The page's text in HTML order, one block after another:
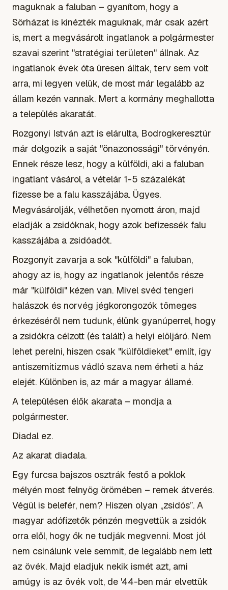
maguknak a faluban – gyanítom, hogy a
Sörházat is kinézték maguknak, már csak azért
is, mert a megvásárolt ingatlanok a polgármester
szavai szerint "stratégiai területen" állnak. Az
ingatlanok évek óta üresen álltak, terv sem volt
arra, mi legyen velük, de most már legalább az
állam kezén vannak. Mert a kormány meghallotta
a település akaratát.
Rozgonyi István azt is elárulta, Bodrogkeresztúr
már dolgozik a saját "önazonossági" törvényén.
Ennek része lesz, hogy a külföldi, aki a faluban
ingatlant vásárol, a vételár 1-5 százalékát
fizesse be a falu kasszájába. Ügyes.
Megvásárolják, vélhetően nyomott áron, majd
eladják a zsidóknak, hogy azok befizessék falu
kasszájába a zsidóadót.
Rozgonyit zavarja a sok "külföldi" a faluban,
ahogy az is, hogy az ingatlanok jelentős része
már "külföldi" kézen van. Mivel svéd tengeri
halászok és norvég jégkorongozók tömeges
érkezéséről nem tudunk, élünk gyanúperrel, hogy
a zsidókra célzott (és talált) a helyi elöljáró. Nem
lehet perelni, hiszen csak "külföldieket" említ, így
antiszemitizmus vádló szava nem érheti a ház
elejét. Különben is, az már a magyar államé.
A településen élők akarata – mondja a
polgármester.
Diadal ez.
Az akarat diadala.
Egy furcsa bajszos osztrák festő a poklok
mélyén most felnyög örömében – remek átverés.
Végül is belefér, nem? Hiszen olyan „zsidós”. A
magyar adófizetők pénzén megvettük a zsidók
orra elől, hogy ők ne tudják megvenni. Most jól
nem csinálunk vele semmit, de legalább nem lett
az övék. Majd eladjuk nekik ismét azt, ami
amúgy is az övék volt, de '44-ben már elvettük